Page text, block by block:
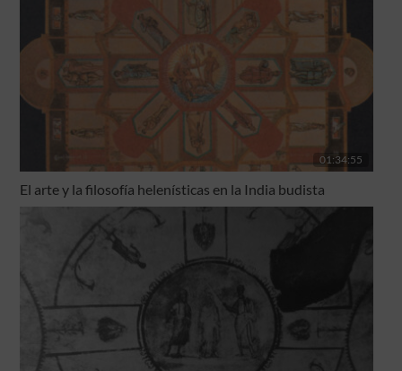
01:34:55
El arte y la filosofía helenísticas en la India budista